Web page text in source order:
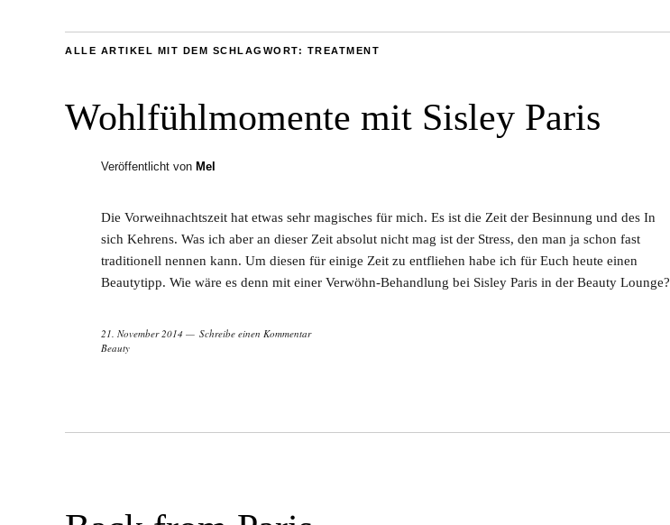
ALLE ARTIKEL MIT DEM SCHLAGWORT: TREATMENT
Wohlfühlmomente mit Sisley Paris
Veröffentlicht von Mel
Die Vorweihnachtszeit hat etwas sehr magisches für mich. Es ist die Zeit der Besinnung und des In
sich Kehrens. Was ich aber an dieser Zeit absolut nicht mag ist der Stress, den man ja schon fast
traditionell nennen kann. Um diesen für einige Zeit zu entfliehen habe ich für Euch heute einen
Beautytipp. Wie wäre es denn mit einer Verwöhn-Behandlung bei Sisley Paris in der Beauty Lounge?
21. November 2014
Schreibe einen Kommentar
Beauty